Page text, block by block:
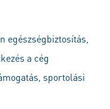
egészségbiztosítás,
a cég
sportolási